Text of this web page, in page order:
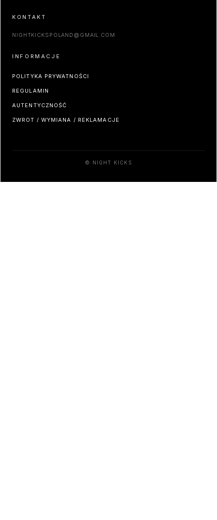
KONTAKT
NIGHTKICKSPOLAND@GMAIL.COM
INFORMACJE
POLITYKA PRYWATNOŚCI
REGULAMIN
AUTENTYCZNOŚĆ
ZWROT / WYMIANA / REKLAMACJE
© NIGHT KICKS